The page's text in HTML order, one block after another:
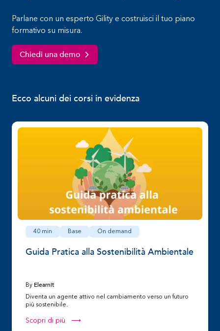
Parlane con un esperto Gility e costruisci il tuo piano
formativo su misura.
Chiedi una demo
Ecco alcuni dei corsi in evidenza
40 min Base On demand
Guida Pratica alla Sostenibilità Ambientale
By Elearnit
Diventa un agente attivo nel cambiamento verso un futuro
più sostenibile.
Scopri di più ⟶